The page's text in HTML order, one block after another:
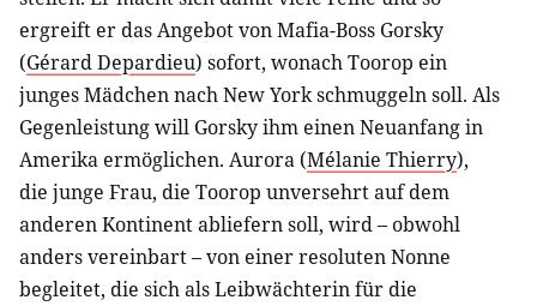
ergreift er das Angebot von Mafia-Boss Gorsky
(Gérard Depardieu) sofort, wonach Toorop ein
junges Mädchen nach New York schmuggeln soll. Als
Gegenleistung will Gorsky ihm einen Neuanfang in
Amerika ermöglichen. Aurora (Mélanie Thierry),
die junge Frau, die Toorop unversehrt auf dem
anderen Kontinent abliefern soll, wird – obwohl
anders vereinbart – von einer resoluten Nonne
begleitet, die sich als Leibwächterin für die